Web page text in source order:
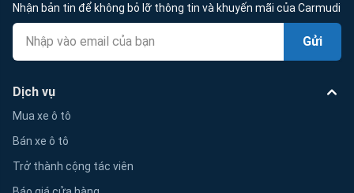
Nhận bản tin để không bỏ lỡ thông tin và khuyến mãi của Carmudi
Gửi
Dịch vụ
Mua xe ô tô
Bán xe ô tô
Trở thành cộng tác viên